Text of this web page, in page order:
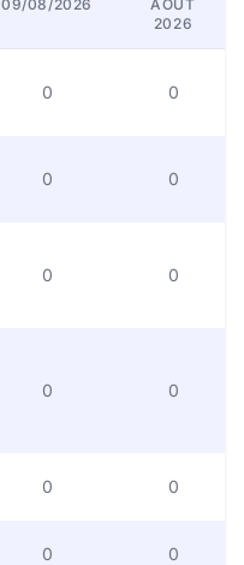
09/08/2026
AOÛT
2026
0 0
0 0
0 0
0 0
0 0
0 0